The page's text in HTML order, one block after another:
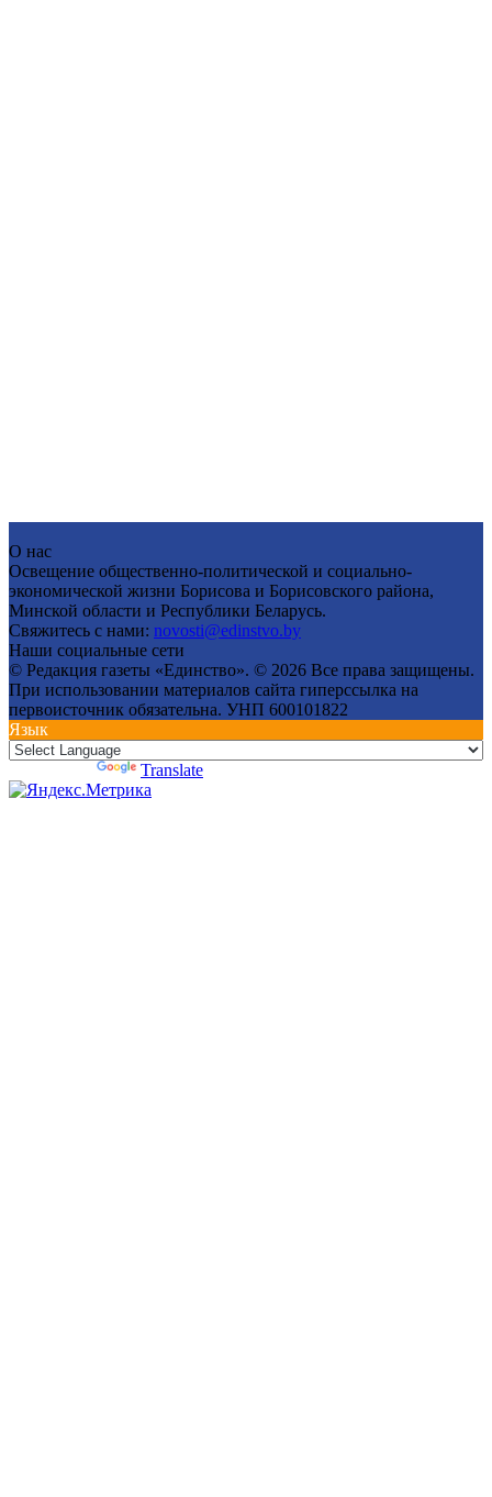
О нас
Освещение общественно-политической и социально-
экономической жизни Борисова и Борисовского района,
Минской области и Республики Беларусь.
Свяжитесь с нами: novosti@edinstvo.by
Наши социальные сети
© Редакция газеты «Единство». © 2026 Все права защищены.
При использовании материалов сайта гиперссылка на
первоисточник обязательна. УНП 600101822
Язык
Translate